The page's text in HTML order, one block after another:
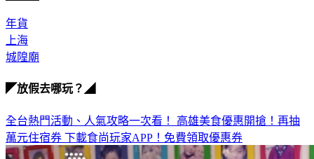
年貨
上海
城隍廟
◤放假去哪玩？◢
全台熱門活動、人氣攻略一次看！ 高雄美食優惠開搶！再抽
萬元住宿券 下載食尚玩家APP！免費領取優惠券